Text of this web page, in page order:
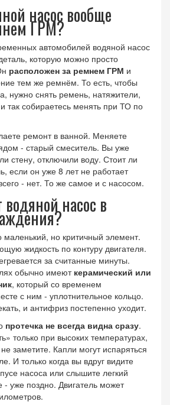
насос вообще
ГРМ?
автомобилей водяной насос
которую можно просто
расположен за ремнем ГРМ и
тем же ремнём. То есть, чтобы
нужно снять ремень, натяжители,
так собираетесь менять при ТО по
ремонт в ванной. Меняете
- старый смеситель. Вы уже
стену, отключили воду. Стоит ли
если он уже 8 лет не работает
- нет. То же самое и с насосом.
водяной насос в
маленький, но критичный элемент.
жидкость по контуру двигателя.
за считанные минуты.
обычно имеют керамический или
, который со временем
с ним - уплотнительное кольцо.
и антифриз постепенно уходит.
протечка не всегда видна сразу.
только при высоких температурах,
заметите. Капли могут испаряться
И только когда вы вдруг видите
насоса или слышите легкий
- уже поздно. Двигатель может